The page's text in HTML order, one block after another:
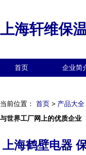
上海轩维保
首页 企业简
当前位置： 首页 > 产品大全
与世界工厂网上的优质企业
上海鹤壁电器